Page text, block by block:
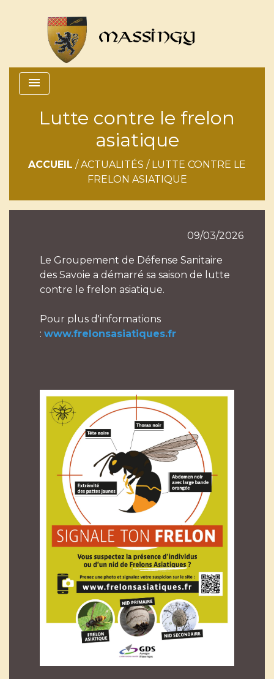
menu
Lutte contre le frelon
asiatique
ACCUEIL /ACTUALITÉS / LUTTE CONTRE LE
FRELON ASIATIQUE
09/03/2026
Le Groupement de Défense Sanitaire
des Savoie a démarré sa saison de lutte
contre le frelon asiatique.
Pour plus d'informations
: www.frelonsasiatiques.fr